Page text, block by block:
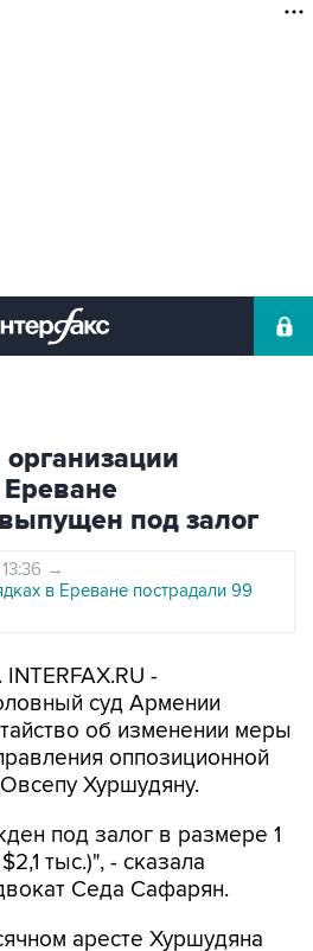
под залог
→
в Ереване пострадали 99
-
суд Армении
об изменении меры
оппозиционной
Хуршудяну.
под залог в размере 1
тыс.)", - сказала
Седа Сафарян.
аресте Хуршудяна